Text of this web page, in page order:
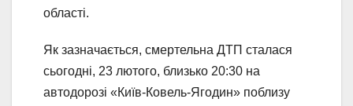
області.
Як зазначається, смертельна ДТП сталася
сьогодні, 23 лютого, близько 20:30 на
автодорозі «Київ-Ковель-Ягодин» поблизу